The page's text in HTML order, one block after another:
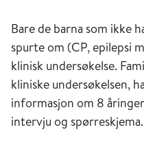
Bare de barna som ikke
spurte om (CP, epilepsi
klinisk undersøkelse.
kliniske undersøkelsen,
informasjon om 8
intervju og spørreskjema.